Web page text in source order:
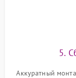
5.
Аккуратный